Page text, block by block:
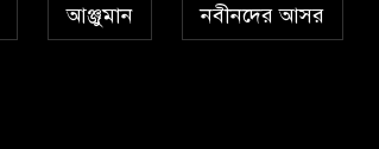
সর্বকালের সব সমস্যার
আঞ্জুমান
নবীনদের আসর